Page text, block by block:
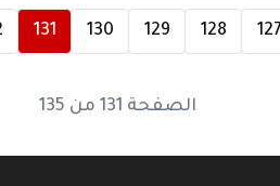
127
128
129
130
131
الصفحة 131 من 135